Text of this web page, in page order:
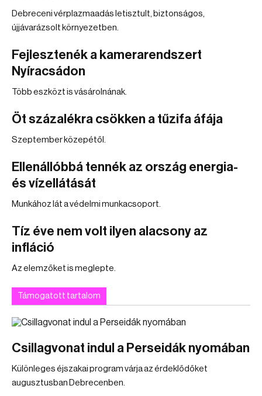
Debreceni vérplazmaadás letisztult, biztonságos,
újjávarázsolt környezetben.
Fejlesztenék a kamerarendszert
Nyíracsádon
Több eszközt is vásárolnának.
Öt százalékra csökken a tűzifa áfája
Szeptember közepétől.
Ellenállóbbá tennék az ország energia-
és vízellátását
Munkához lát a védelmi munkacsoport.
Tíz éve nem volt ilyen alacsony az
infláció
Az elemzőket is meglepte.
Támogatott tartalom
Csillagvonat indul a Perseidák nyomában
Különleges éjszakai program várja az érdeklődőket
augusztusban Debrecenben.